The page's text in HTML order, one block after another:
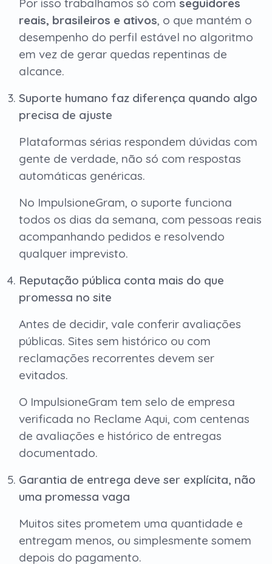
Por isso trabalhamos só com seguidores
reais, brasileiros e ativos, o que mantém o
desempenho do perfil estável no algoritmo
em vez de gerar quedas repentinas de
alcance.
Suporte humano faz diferença quando algo
precisa de ajuste
Plataformas sérias respondem dúvidas com
gente de verdade, não só com respostas
automáticas genéricas.
No ImpulsioneGram, o suporte funciona
todos os dias da semana, com pessoas reais
acompanhando pedidos e resolvendo
qualquer imprevisto.
Reputação pública conta mais do que
promessa no site
Antes de decidir, vale conferir avaliações
públicas. Sites sem histórico ou com
reclamações recorrentes devem ser
evitados.
O ImpulsioneGram tem selo de empresa
verificada no Reclame Aqui, com centenas
de avaliações e histórico de entregas
documentado.
Garantia de entrega deve ser explícita, não
uma promessa vaga
Muitos sites prometem uma quantidade e
entregam menos, ou simplesmente somem
depois do pagamento.